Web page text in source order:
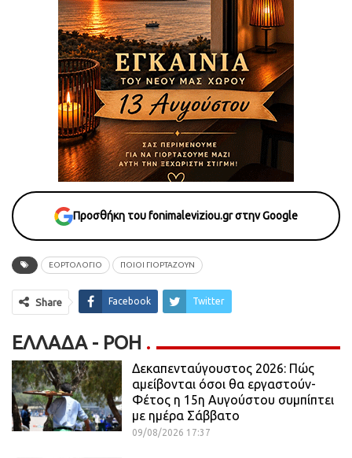
Προσθήκη του fonimaleviziou.gr στην Google
ΕΟΡΤΟΛΟΓΙΟ ΠΟΙΟΙ ΓΙΟΡΤΑΖΟΥΝ
Share Facebook Twitter
ΕΛΛΆΔΑ - ΡΟΗ
Δεκαπενταύγουστος 2026: Πώς
αμείβονται όσοι θα εργαστούν-
Φέτος η 15η Αυγούστου συμπίπτει
με ημέρα Σάββατο
09/08/2026 17:37